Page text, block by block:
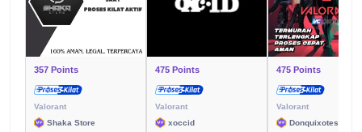
357 Points
Valorant
Shaka Store
475 Points
Valorant
xoccid
475 Points
Valorant
Donquixoteshop